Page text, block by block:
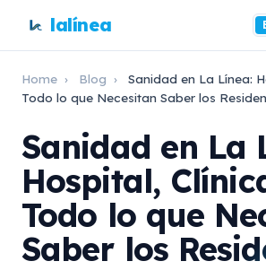
lalínea
Home › Blog ›
Sanidad en La Línea:
Todo lo que Necesitan Saber los
Sanidad en La
Hospital,
Todo lo que
Saber los